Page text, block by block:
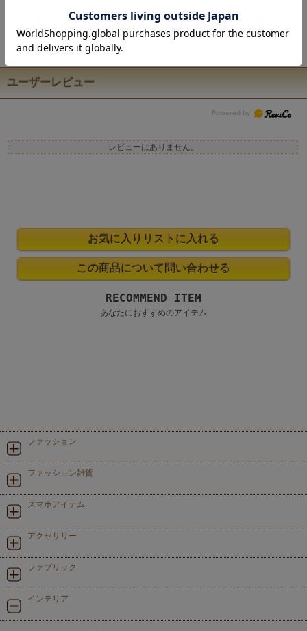
ップで販売している商品は、実店舗と在庫を共有しています。 ◆お客様のP
C/スマホのモニターの設定により、実際の商品の色味と表示される色に違い
が生じる場合がございます。
ユーザーレビュー
レビューはありません。
RECOMMEND ITEM
あなたにおすすめのアイテム
ファッション
ファッション雑貨
スマホアイテム
アクセサリー
ファブリック
インテリア